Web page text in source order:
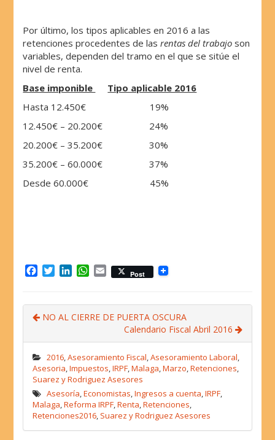
Por último, los tipos aplicables en 2016 a las
retenciones procedentes de lasrentas del trabajo son
variables, dependen del tramo en el que se sitúe el
nivel de renta.
Base imponible
Tipo aplicable 2016
Hasta 12.450€ 19%
12.450€ – 20.200€ 24%
20.200€ – 35.200€ 30%
35.200€ – 60.000€ 37%
Desde 60.000€ 45%
e
b
o
k
T
t
t
r
k
e
I
n
W
t
s
p
p
E
i
l
Post
NO AL CIERRE DE PUERTA OSCURA
Calendario Fiscal Abril 2016
2016,Asesoramiento Fiscal,Asesoramiento Laboral,
Asesoria,Impuestos,IRPF,Malaga,Marzo,Retenciones,
Suarez y Rodriguez Asesores
Asesoría,Economistas,Ingresos a cuenta,IRPF,
Malaga,Reforma IRPF,Renta,Retenciones,
Retenciones2016, Suarez y Rodriguez Asesores